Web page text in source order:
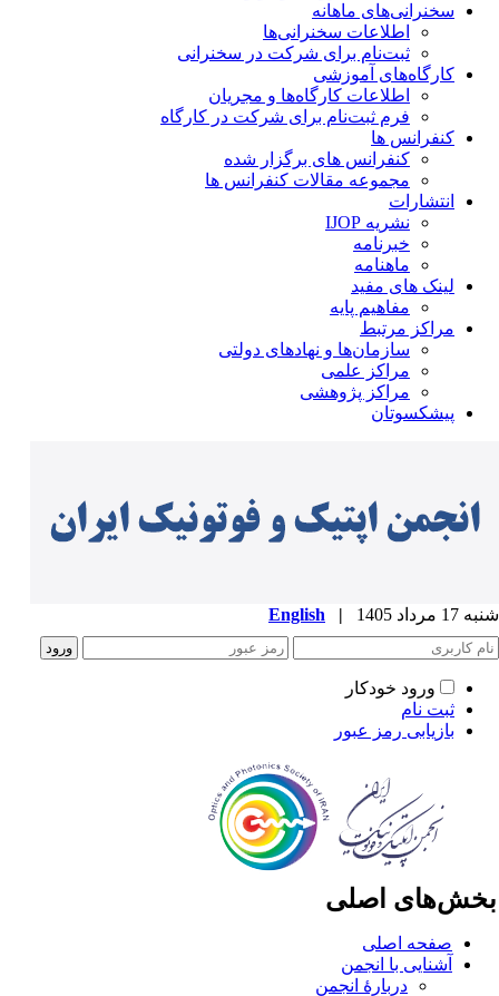
سخنرانی‌های ماهانه
اطلاعات سخنرانی‌‌ها
ثبت‌نام برای شرکت در سخنرانی
کارگاه‌های آموزشی
اطلاعات کارگاه‌ها و مجریان
فرم ثبت‌نام برای شرکت در کارگاه
کنفرانس ها
کنفرانس های برگزار شده
مجموعه مقالات کنفرانس ها
انتشارات
نشریه IJOP
خبرنامه
ماهنامه
لینک های مفید
مفاهیم پایه
مراکز مرتبط
سازمان‌ها و نهادهای دولتی
مراکز علمی
مراکز پژوهشی
پیشکسوتان
مرداد 1405 |
English
ورود خودکار
ثبت نام
بازیابی رمز عبور
اصلی
صفحه اصلی
آشنایی با انجمن
دربارۀ انجمن